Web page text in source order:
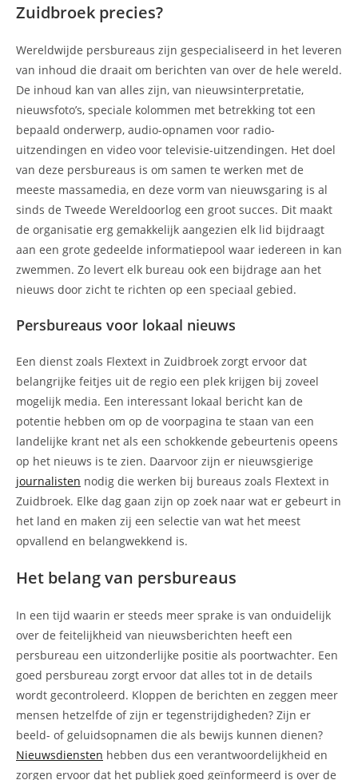
Zuidbroek precies?
Wereldwijde persbureaus zijn gespecialiseerd in het leveren
van inhoud die draait om berichten van over de hele wereld.
De inhoud kan van alles zijn, van nieuwsinterpretatie,
nieuwsfoto’s, speciale kolommen met betrekking tot een
bepaald onderwerp, audio-opnamen voor radio-
uitzendingen en video voor televisie-uitzendingen. Het doel
van deze persbureaus is om samen te werken met de
meeste massamedia, en deze vorm van nieuwsgaring is al
sinds de Tweede Wereldoorlog een groot succes. Dit maakt
de organisatie erg gemakkelijk aangezien elk lid bijdraagt
aan een grote gedeelde informatiepool waar iedereen in kan
zwemmen. Zo levert elk bureau ook een bijdrage aan het
nieuws door zicht te richten op een speciaal gebied.
Persbureaus voor lokaal nieuws
Een dienst zoals Flextext in Zuidbroek zorgt ervoor dat
belangrijke feitjes uit de regio een plek krijgen bij zoveel
mogelijk media. Een interessant lokaal bericht kan de
potentie hebben om op de voorpagina te staan van een
landelijke krant net als een schokkende gebeurtenis opeens
op het nieuws is te zien. Daarvoor zijn er nieuwsgierige
journalisten nodig die werken bij bureaus zoals Flextext in
Zuidbroek. Elke dag gaan zijn op zoek naar wat er gebeurt in
het land en maken zij een selectie van wat het meest
opvallend en belangwekkend is.
Het belang van persbureaus
In een tijd waarin er steeds meer sprake is van onduidelijk
over de feitelijkheid van nieuwsberichten heeft een
persbureau een uitzonderlijke positie als poortwachter. Een
goed persbureau zorgt ervoor dat alles tot in de details
wordt gecontroleerd. Kloppen de berichten en zeggen meer
mensen hetzelfde of zijn er tegenstrijdigheden? Zijn er
beeld- of geluidsopnamen die als bewijs kunnen dienen?
Nieuwsdiensten hebben dus een verantwoordelijkheid en
zorgen ervoor dat het publiek goed geïnformeerd is over de